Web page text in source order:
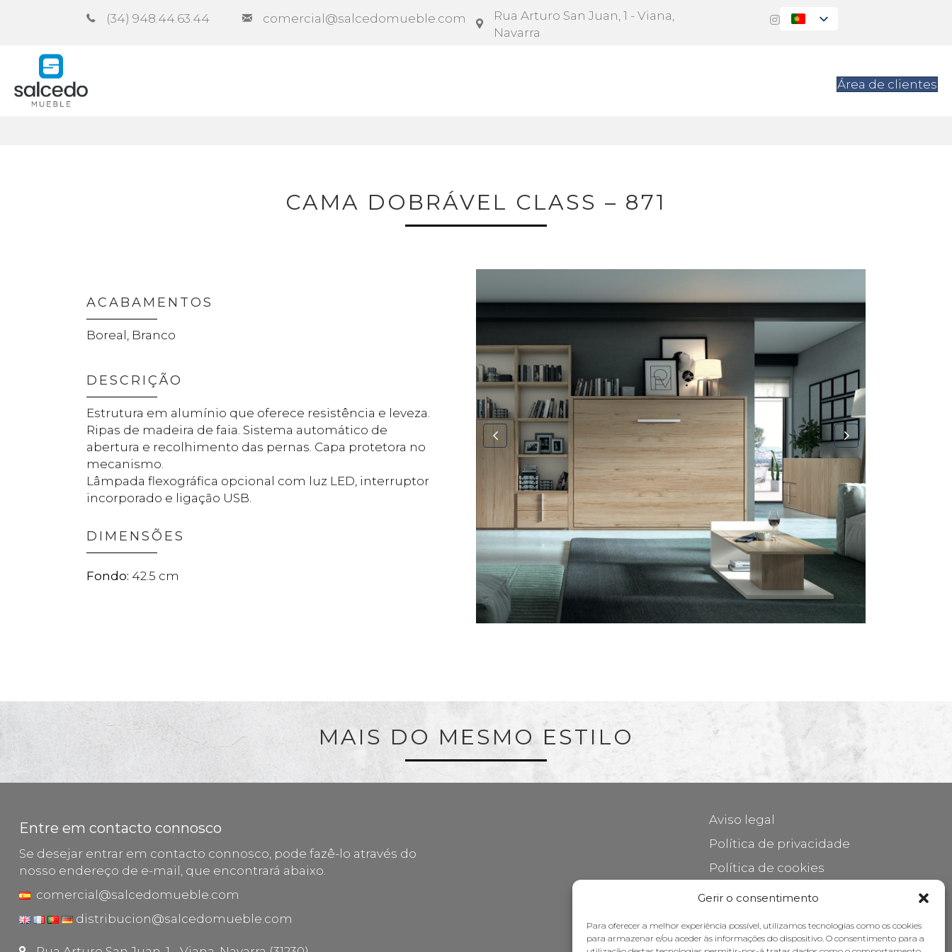
Gerir o consentimento
Para oferecer a melhor experiência possível, utilizamos tecnologias como os cookies
para armazenar e/ou aceder às informações do dispositivo. O consentimento para a
(34) 948.44.63.44 comercial@salcedomueble.com
Rua Arturo San Juan, 1 - Viana,
Navarra
Área de clientes
CAMA DOBRÁVEL CLASS – 871
ACABAMENTOS
Boreal, Branco
DESCRIÇÃO
Estrutura em alumínio que oferece resistência e leveza.
Ripas de madeira de faia. Sistema automático de
abertura e recolhimento das pernas. Capa protetora no
mecanismo.
Lâmpada flexográfica opcional com luz LED, interruptor
incorporado e ligação USB.
DIMENSÕES
42.5
MAIS DO MESMO ESTILO
Entre em contacto connosco
Se desejar entrar em contacto connosco, pode fazê-lo através do
nosso endereço de e-mail, que encontrará abaixo.
comercial@salcedomueble.com
distribucion@salcedomueble.com
Aviso legal
Política de privacidade
Política de cookies
Cuidar do seu móvel